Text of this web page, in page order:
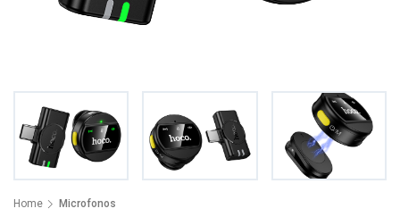
Home Microfonos